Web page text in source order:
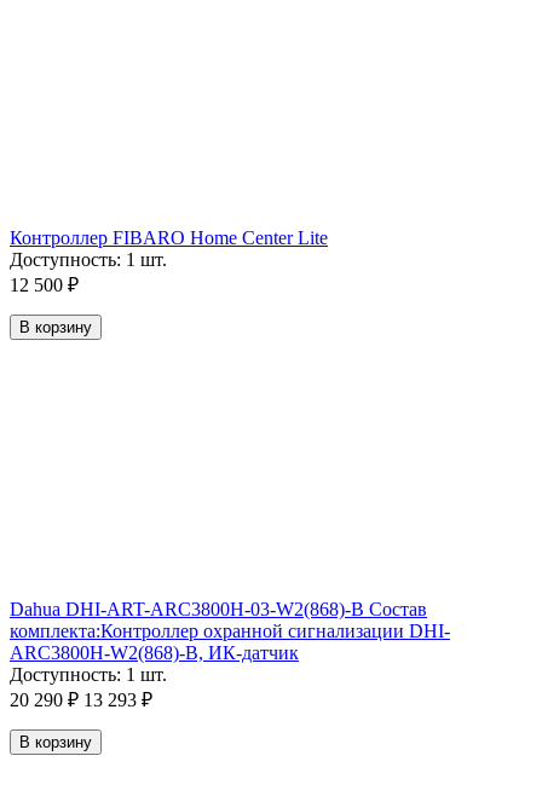
Контроллер FIBARO Home Center Lite
Доступность: 1 шт.
12 500 ₽
В корзину
Dahua DHI-ART-ARC3800H-03-W2(868)-B Состав
комплекта:Контроллер охранной сигнализации DHI-
ARC3800H-W2(868)-B, ИК-датчик
Доступность: 1 шт.
20 290 ₽ 13 293 ₽
В корзину